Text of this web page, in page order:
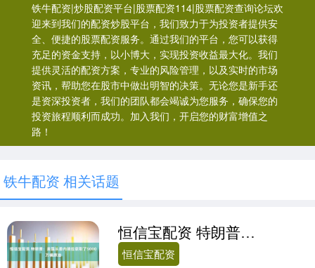
铁牛配资|炒股配资平台|股票配资114|股票配资查询论坛欢
迎来到我们的配资炒股平台，我们致力于为投资者提供安
全、便捷的股票配资服务。通过我们的平台，您可以获得
充足的资金支持，以小博大，实现投资收益最大化。我们
提供灵活的配资方案，专业的风险管理，以及实时的市场
资讯，帮助您在股市中做出明智的决策。无论您是新手还
是资深投资者，我们的团队都会竭诚为您服务，确保您的
投资旅程顺利而成功。加入我们，开启您的财富增值之
路！
铁牛配资 相关话题
恒信宝配资 特朗普：美国从委内瑞拉获取了5000万桶原油
恒信宝配资